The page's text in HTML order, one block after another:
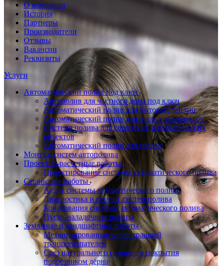
О компании
История
Партнеры
Производители
Отзывы
Вакансии
Реквизиты
Услуги
Автоматический полив под ключ
Автополив для частного дома под ключ
Автоматический полив для бытовых теплиц
Автоматический полив для жилых комплексов
Система полива для городских и коммерческих
объектов
Автоматический полив для грядок
Монтаж систем автополива
Проектно-расчетные работы
Проектирование системы автоматического полива
Сервисные работы
Аудит системы автоматического полива
Диагностика и ремонт систем полива
Консервация системы автоматического полива
Пуско-наладочные работы
Земляные и ландшафтные работы
Механизированная копка траншей
траншеекопателем
Срез натурального газонного покрытия
подрезчиком дёрна